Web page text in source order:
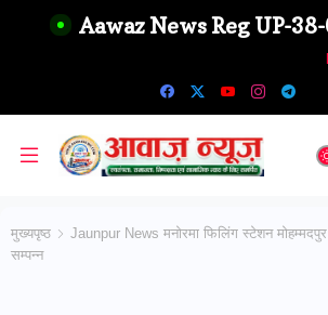
Aawaz News Reg UP-
मुख्यपृष्ठ
Jaunpur News मनोरमा फिलिंग स्टेशन
सम्पन्न